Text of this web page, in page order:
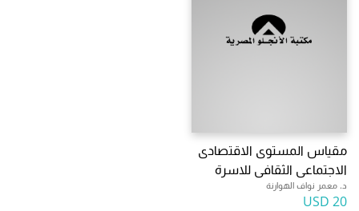
مقياس المستوى الاقتصادى
الاجتماعى الثقافى للاسرة
د. معمر نواف الهوارنة
20 USD